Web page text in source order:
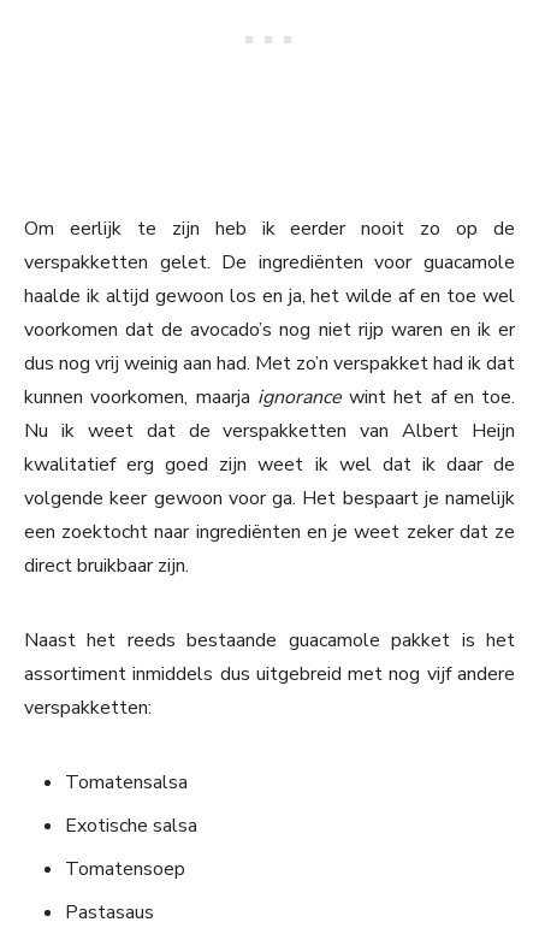
Om eerlijk te zijn heb ik eerder nooit zo op de
verspakketten gelet. De ingrediënten voor guacamole
haalde ik altijd gewoon los en ja, het wilde af en toe wel
voorkomen dat de avocado’s nog niet rijp waren en ik er
dus nog vrij weinig aan had. Met zo’n verspakket had ik dat
kunnen voorkomen, maarja ignorance wint het af en toe.
Nu ik weet dat de verspakketten van Albert Heijn
kwalitatief erg goed zijn weet ik wel dat ik daar de
volgende keer gewoon voor ga. Het bespaart je namelijk
een zoektocht naar ingrediënten en je weet zeker dat ze
direct bruikbaar zijn.
Naast het reeds bestaande guacamole pakket is het
assortiment inmiddels dus uitgebreid met nog vijf andere
verspakketten:
Tomatensalsa
Exotische salsa
Tomatensoep
Pastasaus